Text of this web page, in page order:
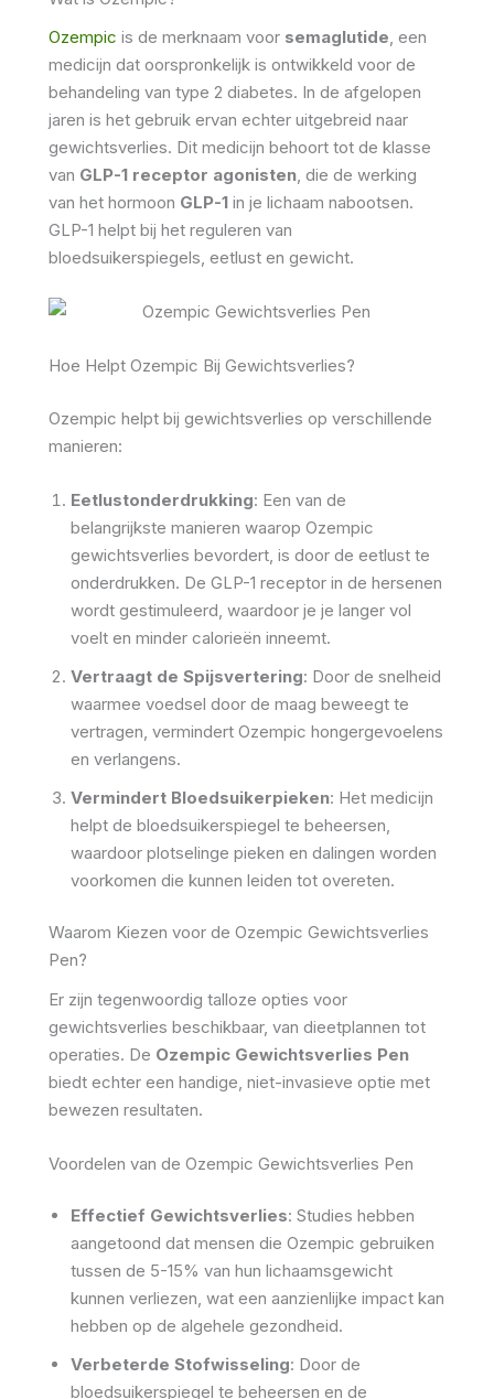
Ozempic is de merknaam voor semaglutide, een
medicijn dat oorspronkelijk is ontwikkeld voor de
behandeling van type 2 diabetes. In de afgelopen
jaren is het gebruik ervan echter uitgebreid naar
gewichtsverlies. Dit medicijn behoort tot de klasse
van GLP-1 receptor agonisten, die de werking
van het hormoon GLP-1 in je lichaam nabootsen.
GLP-1 helpt bij het reguleren van
bloedsuikerspiegels, eetlust en gewicht.
Hoe Helpt Ozempic Bij Gewichtsverlies?
Ozempic helpt bij gewichtsverlies op verschillende
manieren:
Eetlustonderdrukking: Een van de
belangrijkste manieren waarop Ozempic
gewichtsverlies bevordert, is door de eetlust te
onderdrukken. De GLP-1 receptor in de hersenen
wordt gestimuleerd, waardoor je je langer vol
voelt en minder calorieën inneemt.
Vertraagt de Spijsvertering: Door de snelheid
waarmee voedsel door de maag beweegt te
vertragen, vermindert Ozempic hongergevoelens
en verlangens.
Vermindert Bloedsuikerpieken: Het medicijn
helpt de bloedsuikerspiegel te beheersen,
waardoor plotselinge pieken en dalingen worden
voorkomen die kunnen leiden tot overeten.
Waarom Kiezen voor de Ozempic Gewichtsverlies
Pen?
Er zijn tegenwoordig talloze opties voor
gewichtsverlies beschikbaar, van dieetplannen tot
operaties. De Ozempic Gewichtsverlies Pen
biedt echter een handige, niet-invasieve optie met
bewezen resultaten.
Voordelen van de Ozempic Gewichtsverlies Pen
Effectief Gewichtsverlies: Studies hebben
aangetoond dat mensen die Ozempic gebruiken
tussen de 5-15% van hun lichaamsgewicht
kunnen verliezen, wat een aanzienlijke impact kan
hebben op de algehele gezondheid.
Verbeterde Stofwisseling: Door de
bloedsuikerspiegel te beheersen en de